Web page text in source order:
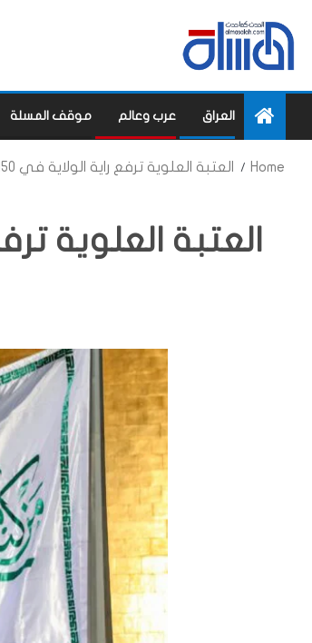
العراق عرب وعالم موقف المسلة
Home العتبة العلوية ترفع راية الولاية في 150 موقعًا بعيد الغدير